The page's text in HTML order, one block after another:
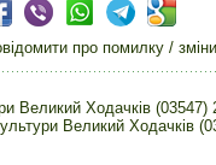
про помилку / зміни
Великий Ходачків (03547)
Великий Ходачків